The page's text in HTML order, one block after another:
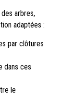
arbres,
adaptées :
par clôtures
dans ces
le